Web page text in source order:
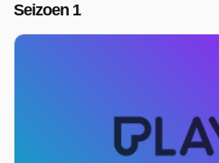
Seizoen 1